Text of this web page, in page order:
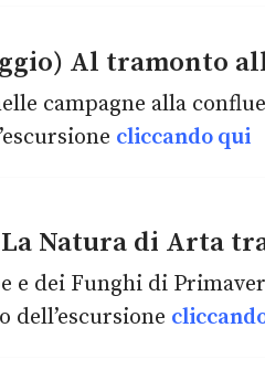
Al tramonto
campagne alla
cliccando qui
La Natura di Arta
e dei Funghi di